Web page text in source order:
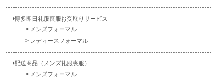
博多即日礼服喪服お受取りサービス
メンズフォーマル
レディースフォーマル
配送商品（メンズ礼服喪服）
メンズフォーマル